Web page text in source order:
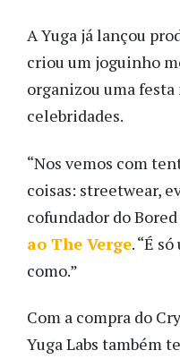
A Yuga já lançou
criou um joguinho
organizou uma
celebridades.
“Nos vemos com
coisas: streetwear,
cofundador do
ao The Verge. “É
como.”
Com a compra do
Yuga Labs também